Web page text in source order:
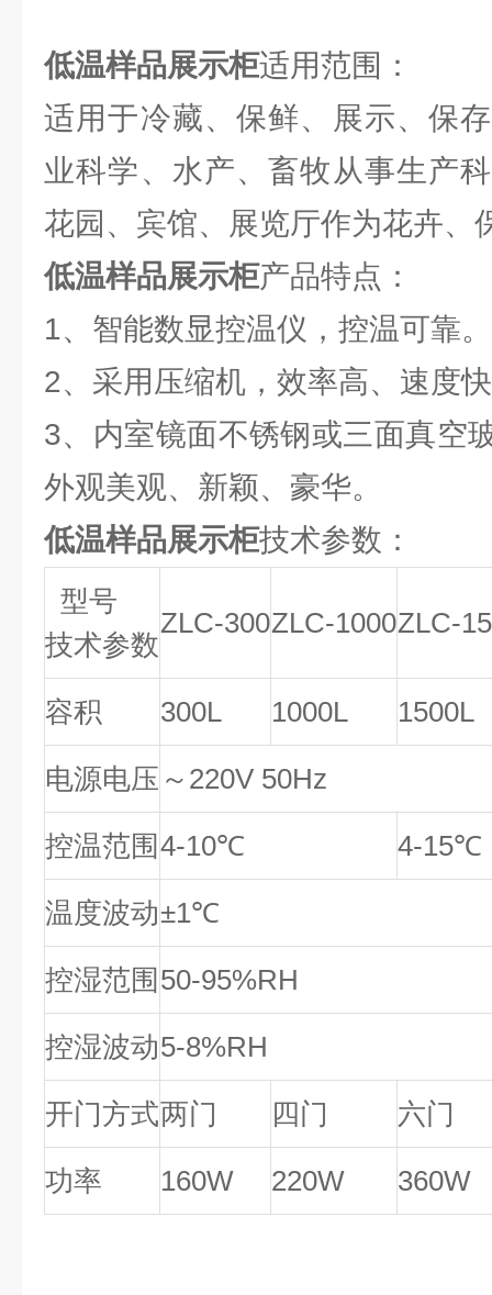
低温样品展示柜适用范围：
适用于冷藏、保鲜、展示、保
业科学、水产、畜牧从事生产
花园、宾馆、展览厅作为花卉、
低温样品展示柜产品特点：
1、智能数显控温仪，控温可靠。
2、采用压缩机，效率高、速度
3、内室镜面不锈钢或三面真空
外观美观、新颖、豪华。
低温样品展示柜技术参数：
型号
技术参数
ZLC-300ZLC-1000ZLC-
容积 300L 1000L 1500L
电源电压 ～220V 50Hz
控温范围4-10℃ 4-15℃
温度波动±1℃
控湿范围 50-95%RH
控湿波动5-8%RH
开门方式两门 四门 六门
功率 160W 220W 360W